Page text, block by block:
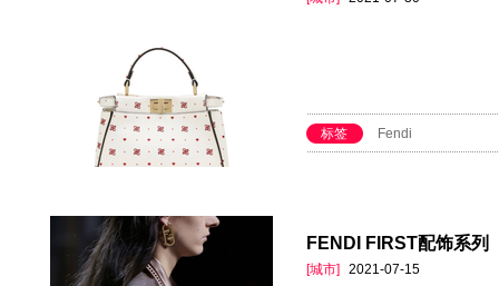
标签 Fendi
FENDI FIRST配饰系列
[城市] 2021-07-15